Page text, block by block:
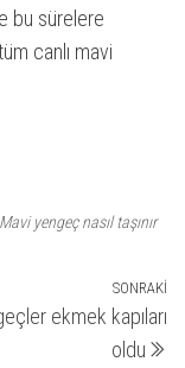
bu sürelere
canlı mavi
Mavi yengeç nasıl taşınır
SONRAKI
ekmek kapıları
oldu